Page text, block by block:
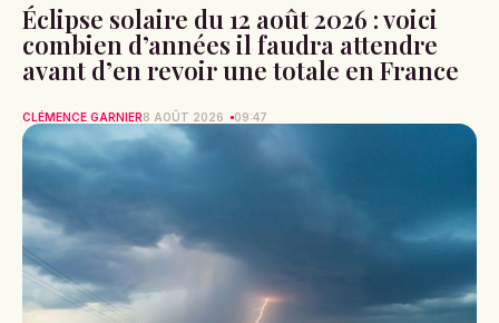
Éclipse solaire du 12 août 2026 : voici
combien d’années il faudra attendre
avant d’en revoir une totale en France
CLÉMENCE GARNIER8 AOÛT 2026 09:47